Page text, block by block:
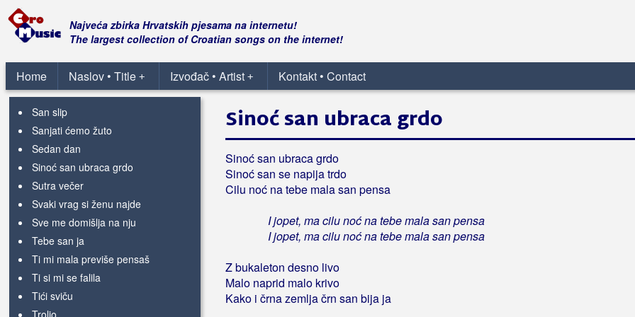
Najveća zbirka Hrvatskih pjesama na internetu!
The largest collection of Croatian songs on the internet!
Home +
Naslov • Title +
Izvođač • Artist Kontakt • Contact
Pušti me
Pušti mi
Romeo
S - J - Z
San slip
Sanjati ćemo žuto
Sedan dan
Sinoć san ubraca grdo
Sutra večer
Svaki vrag si ženu najde
Sve me domišlja na nju
Tebe san ja
Ti mi mala previše pensaš
Ti si mi se falila
Tići sviču
Trolio
Sinoć san ubraca grdo
Sinoć san ubraca grdo
Sinoć san se napija trdo
Cilu noć na tebe mala san pensa
I jopet, ma cilu noć na tebe mala san pensa
I jopet, ma cilu noć na tebe mala san pensa
Z bukaleton desno livo
Malo naprid malo krivo
Kako i črna zemlja črn san bija ja